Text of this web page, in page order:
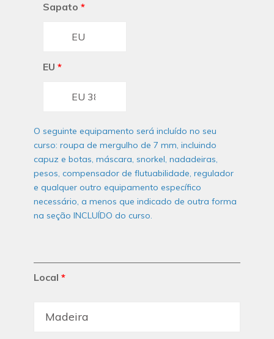
Sapato *
EU *
O seguinte equipamento será incluído no seu
curso: roupa de mergulho de 7 mm, incluindo
capuz e botas, máscara, snorkel, nadadeiras,
pesos, compensador de flutuabilidade, regulador
e qualquer outro equipamento específico
necessário, a menos que indicado de outra forma
na seção INCLUÍDO do curso.
Local *